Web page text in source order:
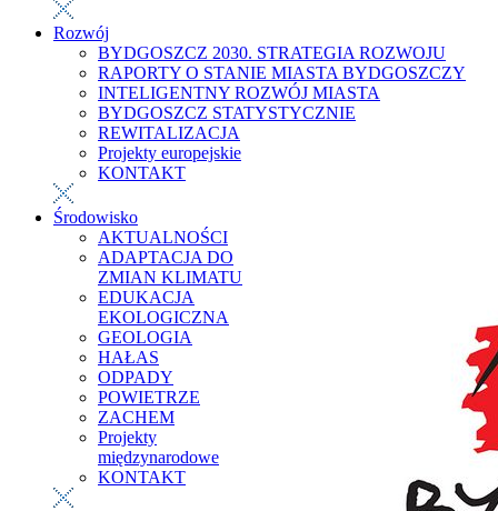
Rozwój
BYDGOSZCZ 2030. STRATEGIA ROZWOJU
RAPORTY O STANIE MIASTA BYDGOSZCZY
INTELIGENTNY ROZWÓJ MIASTA
BYDGOSZCZ STATYSTYCZNIE
REWITALIZACJA
Projekty europejskie
KONTAKT
Środowisko
AKTUALNOŚCI
ADAPTACJA DO
ZMIAN KLIMATU
EDUKACJA
EKOLOGICZNA
GEOLOGIA
HAŁAS
ODPADY
POWIETRZE
ZACHEM
Projekty
międzynarodowe
KONTAKT